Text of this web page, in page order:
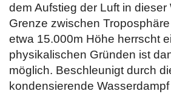
dem Aufstieg der Luft in
Grenze zwischen
etwa 15.000m Höhe herrscht
physikalischen Gründen ist
möglich. Beschleunigt durch
kondensierende